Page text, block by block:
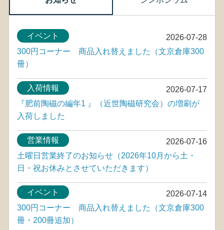
2026-07-28
イベント
300円コーナー 商品入れ替えました（文京倉庫300
冊）
2026-07-17
入荷情報
『肥前陶磁の編年1 』（近世陶磁研究会）の増刷が
入荷しました
2026-07-16
営業情報
土曜日営業終了のお知らせ（2026年10月から土・
日・祝お休みとさせていただきます）
2026-07-14
イベント
300円コーナー 商品入れ替えました（文京倉庫300
冊・200冊追加）